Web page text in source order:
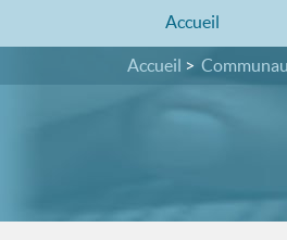
Accueil
Accueil